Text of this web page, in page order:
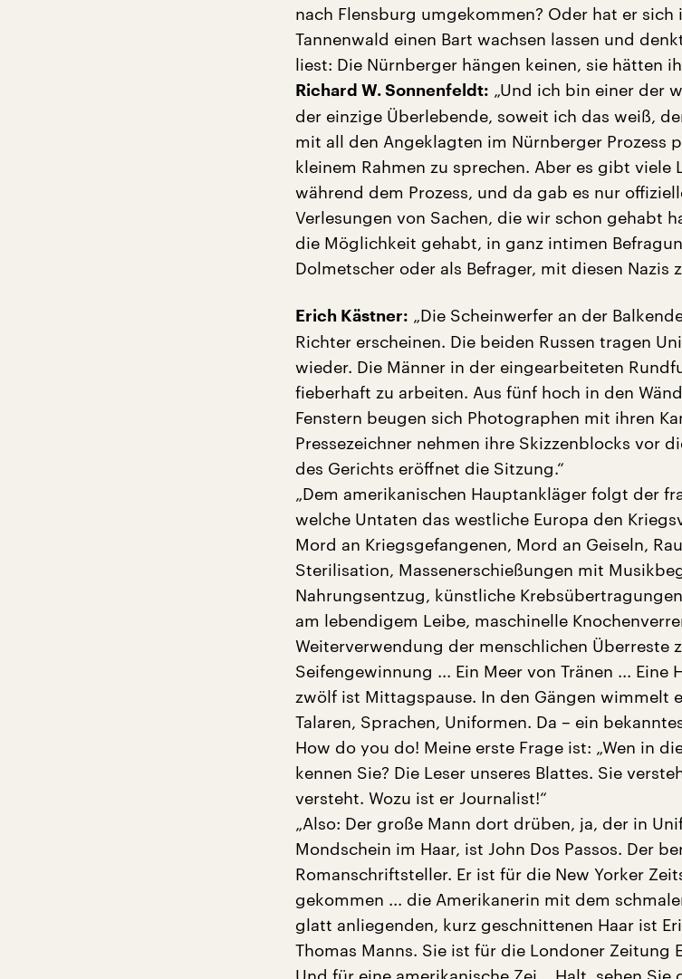
nach Flensburg umgekommen? Oder hat er
Tannenwald einen Bart wachsen lassen und
liest: Die Nürnberger hängen keinen, sie hätten
Richard W. Sonnenfeldt: „Und ich bin einer der
der einzige Überlebende, soweit ich das weiß,
mit all den Angeklagten im Nürnberger Prozess
kleinem Rahmen zu sprechen. Aber es gibt viele
während dem Prozess, und da gab es nur
Verlesungen von Sachen, die wir schon gehabt
die Möglichkeit gehabt, in ganz intimen
Dolmetscher oder als Befrager, mit diesen Nazis
Erich Kästner: „Die Scheinwerfer an der
Richter erscheinen. Die beiden Russen tragen
wieder. Die Männer in der eingearbeiteten
fieberhaft zu arbeiten. Aus fünf hoch in den
Fenstern beugen sich Photographen mit ihren
Pressezeichner nehmen ihre Skizzenblocks vor
des Gerichts eröffnet die Sitzung.“
„Dem amerikanischen Hauptankläger folgt der
welche Untaten das westliche Europa den
Mord an Kriegsgefangenen, Mord an Geiseln,
Sterilisation, Massenerschießungen mit
Nahrungsentzug, künstliche
am lebendigem Leibe, maschinelle
Weiterverwendung der menschlichen Überreste
Seifengewinnung ... Ein Meer von Tränen ... Eine
zwölf ist Mittagspause. In den Gängen wimmelt
Talaren, Sprachen, Uniformen. Da – ein
How do you do! Meine erste Frage ist: „Wen in
kennen Sie? Die Leser unseres Blattes. Sie
versteht. Wozu ist er Journalist!“
„Also: Der große Mann dort drüben, ja, der in
Mondschein im Haar, ist John Dos Passos. Der
Romanschriftsteller. Er ist für die New Yorker
gekommen ... die Amerikanerin mit dem
glatt anliegenden, kurz geschnittenen Haar ist
Thomas Manns. Sie ist für die Londoner Zeitung